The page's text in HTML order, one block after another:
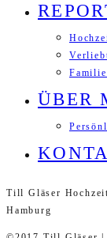
ÜBER
Till Gläser
Hamburg